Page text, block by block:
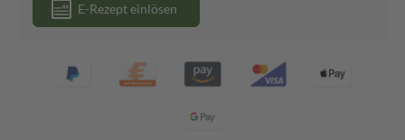
E-Rezept einlösen